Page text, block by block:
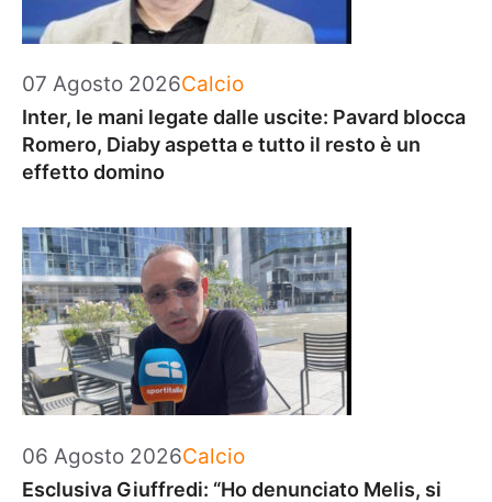
07 Agosto 2026Categorie
Calcio
Inter, le mani legate dalle uscite: Pavard blocca
Romero, Diaby aspetta e tutto il resto è un
effetto domino
06 Agosto 2026Categorie
Calcio
Esclusiva Giuffredi: “Ho denunciato Melis, si